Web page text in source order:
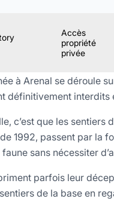
Accès
propriété
privée
à Arenal se déroule
définitivement interdits
c’est que les
1992, passent par la
sans nécessiter
parfois leur
de la base en